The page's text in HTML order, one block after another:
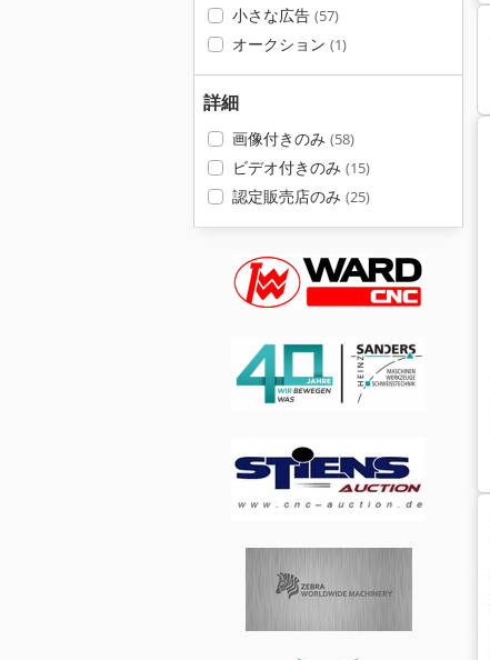
小さな広告 (57)
オークション (1)
詳細
画像付きのみ (58)
ビデオ付きのみ (15)
認定販売店のみ (25)
Leistritz Giben Smart Ewm